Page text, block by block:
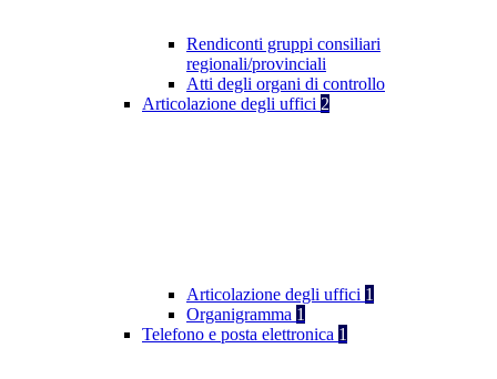
Rendiconti gruppi consiliari
regionali/provinciali
Atti degli organi di controllo
Articolazione degli uffici 2
Articolazione degli uffici 1
Organigramma 1
Telefono e posta elettronica 1